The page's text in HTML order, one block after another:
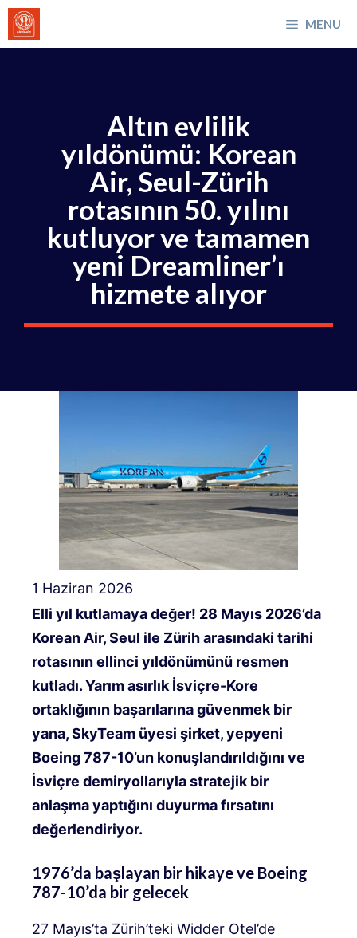
İçeriğe
atla
MENU
Altın evlilik
yıldönümü: Korean
Air, Seul-Zürih
rotasının 50. yılını
kutluyor ve tamamen
yeni Dreamliner’ı
hizmete alıyor
1 Haziran 2026
Elli yıl kutlamaya değer! 28 Mayıs 2026’da
Korean Air, Seul ile Zürih arasındaki tarihi
rotasının ellinci yıldönümünü resmen
kutladı. Yarım asırlık İsviçre-Kore
ortaklığının başarılarına güvenmek bir
yana, SkyTeam üyesi şirket, yepyeni
Boeing 787-10’un konuşlandırıldığını ve
İsviçre demiryollarıyla stratejik bir
anlaşma yaptığını duyurma fırsatını
değerlendiriyor.
1976’da başlayan bir hikaye ve Boeing
787-10’da bir gelecek
27 Mayıs’ta Zürih’teki Widder Otel’de